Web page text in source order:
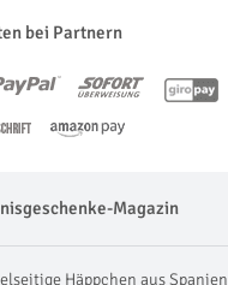
bei Partnern
Magazin
Häppchen aus Spanien